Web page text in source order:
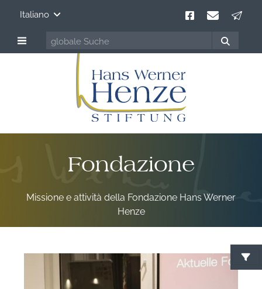
Italiano
Fondazione
Missione e attività della Fondazione Hans Werner
Henze